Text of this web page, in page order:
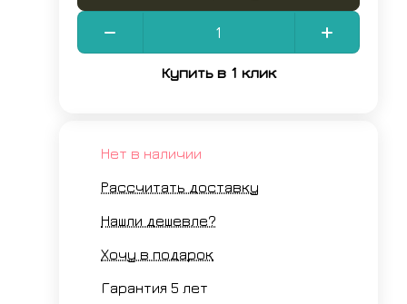
Купить в 1 клик
Нет в наличии
Рассчитать доставку
Нашли дешевле?
Хочу в подарок
Гарантия 5 лет